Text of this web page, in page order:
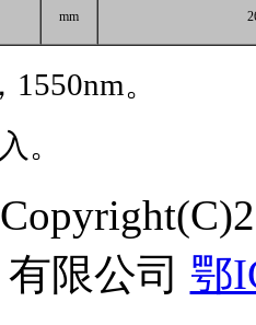
mm
1550nm。
。
有限公司 鄂